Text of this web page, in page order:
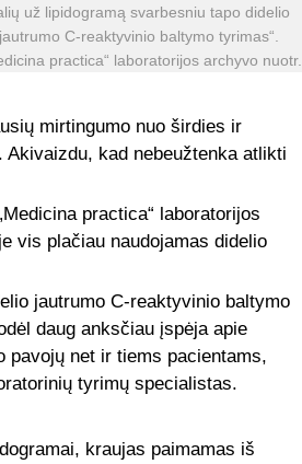
už lipidogramą svarbesniu tapo didelio
jautrumo C-reaktyvinio baltymo tyrimas“.
practica“ laboratorijos archyvo nuotr.
mirtingumo nuo širdies ir
kad nebeužtenka atlikti
practica“ laboratorijos
vis plačiau naudojamas didelio
jautrumo C-reaktyvinio baltymo
daug anksčiau įspėja apie
pavojų net ir tiems pacientams,
tyrimų specialistas.
kraujas paimamas iš